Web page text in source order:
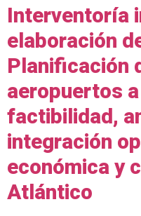
Interventoría
elaboración
Planificación
aeropuertos
factibilidad,
integración
económica y
Atlántico